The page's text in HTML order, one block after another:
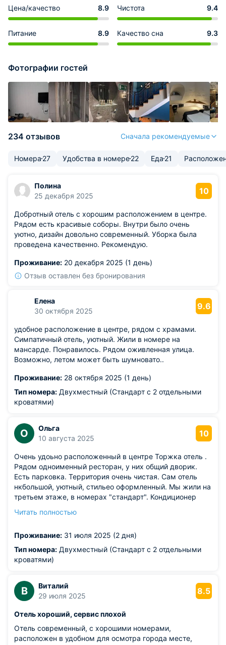
Цена/качество 8.9 Чистота 9.4
Питание 8.9 Качество сна 9.3
Фотографии гостей
234 отзывов Сначала рекомендуемые
Номера 27 Удобства в номере22 Еда 21
Полина
25 декабря 2025
10
Добротный отель с хорошим расположением в центре.
Рядом есть красивые соборы. Внутри было очень
уютно, дизайн довольно современный. Уборка была
проведена качественно. Рекомендую.
Проживание: 20 декабря 2025 (1 день)
Отзыв оставлен без бронирования
Елена
30 октября 2025
9.6
удобное расположение в центре, рядом с храмами.
Симпатичный отель, уютный. Жили в номере на
мансарде. Понравилось. Рядом оживленная улица.
Возможно, летом может быть шумновато..
Проживание: 28 октября 2025 (1 день)
Тип номера: Двухместный (Стандарт с 2 отдельными
кроватями)
О
Ольга
10 августа 2025
10
Очень удоьно расположенный в центре Торжка отель .
Рядом одноименный ресторан, у них общий дворик.
Есть парковка. Территория очень чистая. Сам отель
нкбольшой, уютный, стильео оформленный. Мы жили на
третьем этаже, в номерах "стандарт". Кондиционер
сушилка, набор гигиенических принадлежностей (
скошенным потолком, но даже так места достаточно. В
номере чашки- ложки-чай-сахар, вода в кулере
горячая и холодная на каждом этаже. Wi-Fi работает.
соотношение цена- качество. Мы не брали завтраки, но
еду в ресторане заказывали, да и там питались тоже.
Хотелось бы пожелать сотрудникам отеля всего самого
хорошего, а мы с удовольствием приедем к вам опять
Читать полностью
Проживание: 31 июля 2025 (2 дня)
Тип номера: Двухместный (Стандарт с 2 отдельными
кроватями)
В
Виталий
29 июля 2025
8.5
Отель хороший, сервис плохой
Отель современный, с хорошими номерами,
расположен в удобном для осмотра города месте,